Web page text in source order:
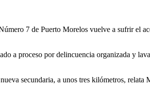
7 de Puerto Morelos vuelve a sufrir el
a proceso por delincuencia organizada y
secundaria, a unos tres kilómetros,